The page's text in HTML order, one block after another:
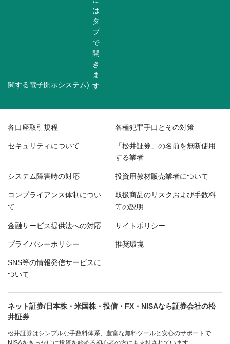
関する電子開示システム)
各口座取引規程 各種犯罪手口とその対策
セキュリティについて 「松井証券」の名前を無断使用
する業者
システム障害時の対応 投資用教材販売業者について
コンプライアンス体制につい
て
取扱商品のリスクおよび手数料
等の説明
金融サービス提供法への対応 サイトポリシー
プライバシーポリシー 推奨環境
SNS等の情報発信サービスに
ついて
ネット証券/日本株・米国株・投信・FX・NISAなら証券会社の松
井証券
松井証券はシンプルな手数料体系、豊富な無料ツールと安心のサポートで